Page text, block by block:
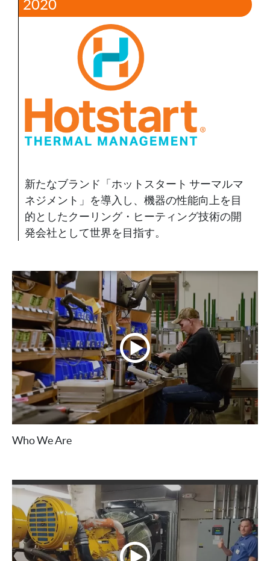
2020
新たなブランド「ホットスタート サーマルマ
ネジメント」を導入し、機器の性能向上を目
的としたクーリング・ヒーティング技術の開
発会社として世界を目指す。
Who We Are